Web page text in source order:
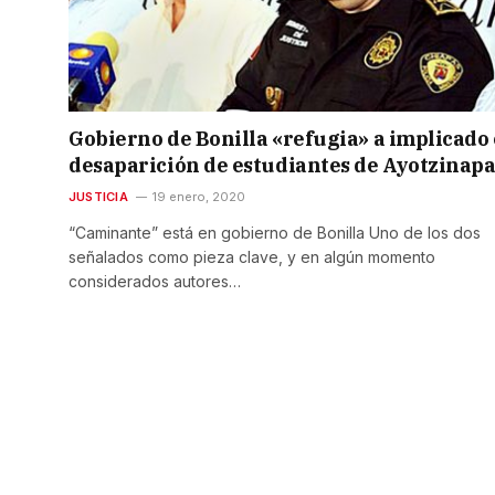
Gobierno de Bonilla «refugia» a implicado
desaparición de estudiantes de Ayotzinapa
JUSTICIA 19 enero, 2020
“Caminante” está en gobierno de Bonilla Uno de los dos
señalados como pieza clave, y en algún momento
considerados autores…